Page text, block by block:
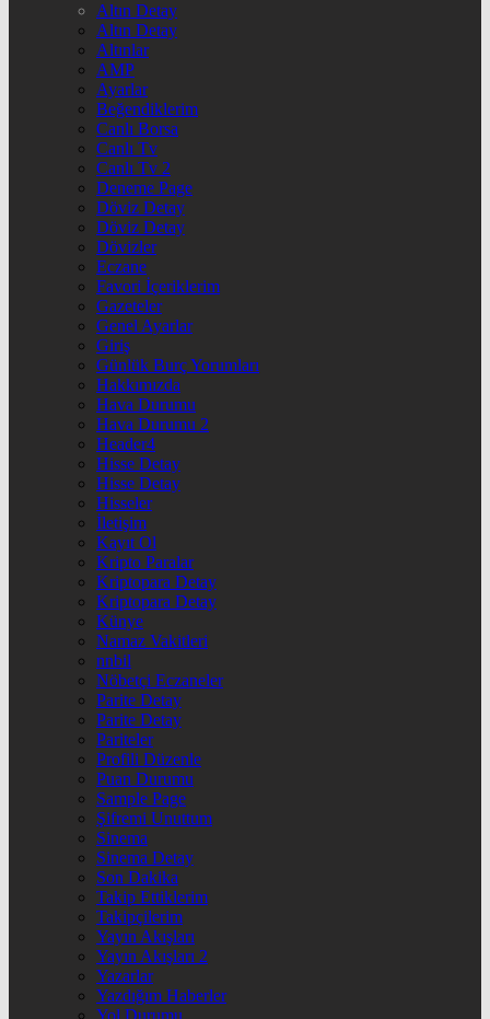
Altın Detay
Altın Detay
Altınlar
AMP
Ayarlar
Beğendiklerim
Canlı Borsa
Canlı Tv
Canlı Tv 2
Deneme Page
Döviz Detay
Döviz Detay
Dövizler
Eczane
Favori İçeriklerim
Gazeteler
Genel Ayarlar
Giriş
Günlük Burç Yorumları
Hakkımızda
Hava Durumu
Hava Durumu 2
Header4
Hisse Detay
Hisse Detay
Hisseler
İletişim
Kayıt Ol
Kripto Paralar
Kriptopara Detay
Kriptopara Detay
Künye
Namaz Vakitleri
nnbil
Nöbetçi Eczaneler
Parite Detay
Parite Detay
Pariteler
Profili Düzenle
Puan Durumu
Sample Page
Şifremi Unuttum
Sinema
Sinema Detay
Son Dakika
Takip Ettiklerim
Takipçilerim
Yayın Akışları
Yayın Akışları 2
Yazarlar
Yazdığım Haberler